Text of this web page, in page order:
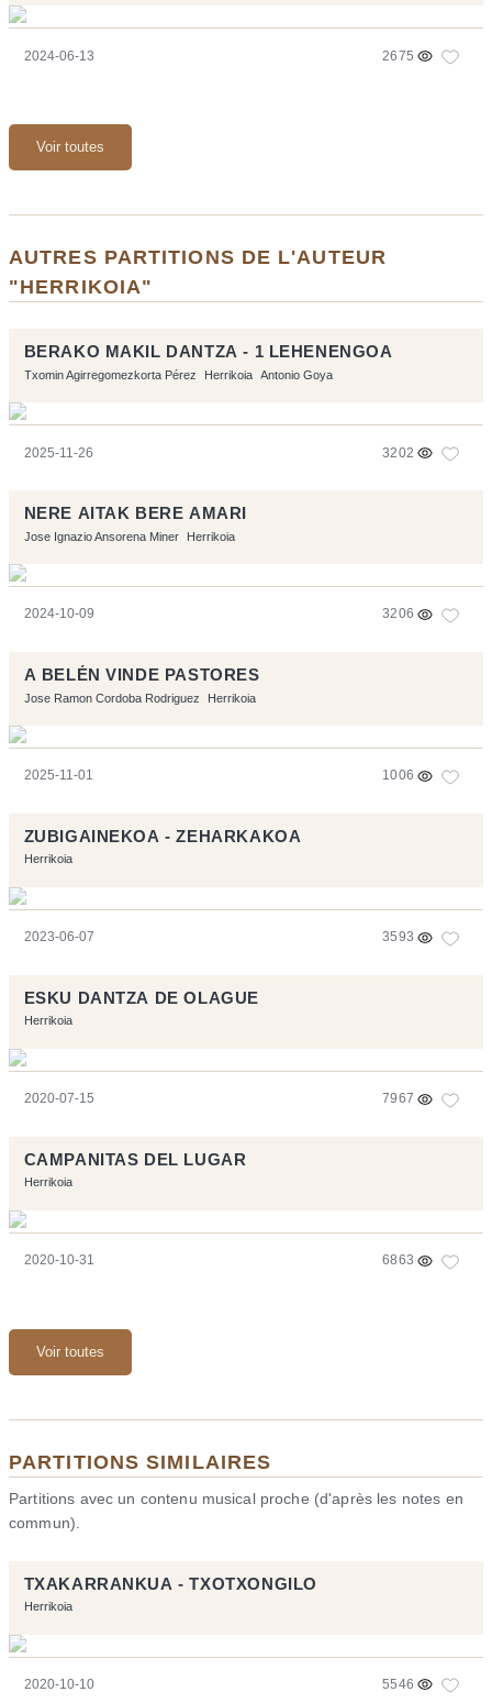
2024-06-13 2675
Voir toutes
AUTRES PARTITIONS DE L'AUTEUR
"HERRIKOIA"
BERAKO MAKIL DANTZA - 1 LEHENENGOA
Txomin Agirregomezkorta Pérez Herrikoia Antonio Goya
2025-11-26 3202
NERE AITAK BERE AMARI
Jose Ignazio Ansorena Miner Herrikoia
2024-10-09 3206
A BELÉN VINDE PASTORES
Jose Ramon Cordoba Rodriguez Herrikoia
2025-11-01 1006
ZUBIGAINEKOA - ZEHARKAKOA
Herrikoia
2023-06-07 3593
ESKU DANTZA DE OLAGUE
Herrikoia
2020-07-15 7967
CAMPANITAS DEL LUGAR
Herrikoia
2020-10-31 6863
Voir toutes
PARTITIONS SIMILAIRES
Partitions avec un contenu musical proche (d'après les notes en
commun).
TXAKARRANKUA - TXOTXONGILO
Herrikoia
2020-10-10 5546